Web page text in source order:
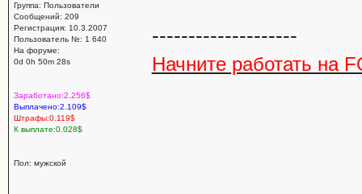
Группа: Пользователи
Сообщений: 209
Регистрация: 10.3.2007
Пользователь №: 1 640
На форуме:
0d 0h 50m 28s
Заработано:2.256$
Выплачено:2.109$
Штрафы:0.119$
К выплате:0.028$
Пол: мужской
--------------------
Начните работать на